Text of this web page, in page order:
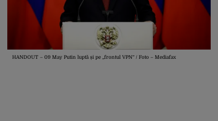
HANDOUT – 09 May Putin luptă și pe „frontul VPN” / Foto – Mediafax